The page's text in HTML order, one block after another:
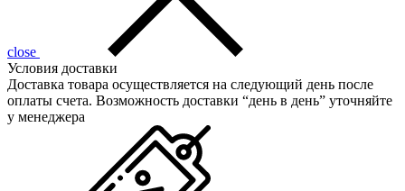
close
Условия доставки
Доставка товара осуществляется на следующий день после
оплаты счета. Возможность доставки “день в день” уточняйте
у менеджера